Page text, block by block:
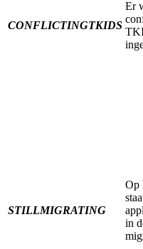
CONFLICTINGTKIDS
Er
STILLMIGRATING
Op
in